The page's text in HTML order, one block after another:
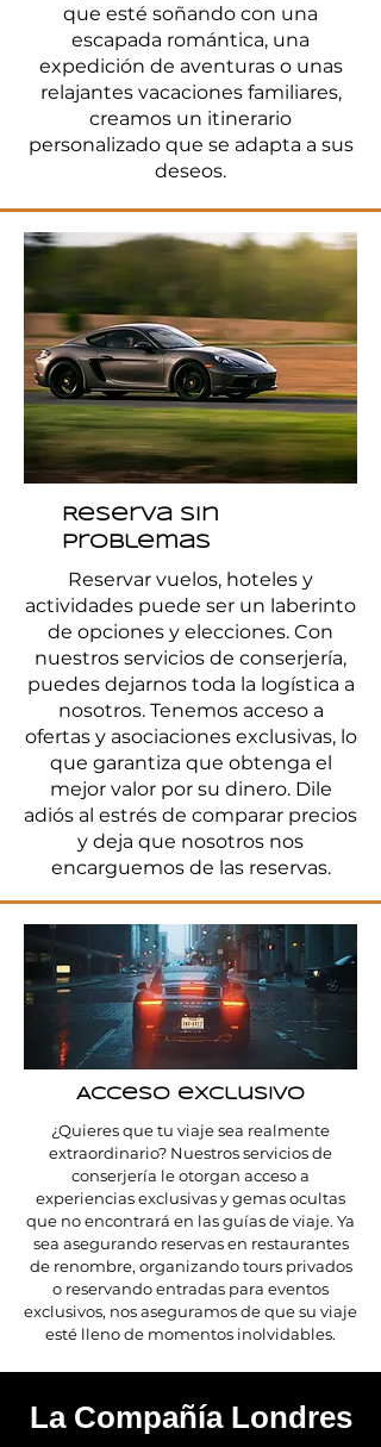
que esté soñando con una
escapada romántica, una
expedición de aventuras o unas
relajantes vacaciones familiares,
creamos un itinerario
personalizado que se adapta a sus
deseos.
Reserva sin
problemas
Reservar vuelos, hoteles y
actividades puede ser un laberinto
de opciones y elecciones. Con
nuestros servicios de conserjería,
puedes dejarnos toda la logística a
nosotros. Tenemos acceso a
ofertas y asociaciones exclusivas, lo
que garantiza que obtenga el
mejor valor por su dinero. Dile
adiós al estrés de comparar precios
y deja que nosotros nos
encarguemos de las reservas.
Acceso exclusivo
¿Quieres que tu viaje sea realmente
extraordinario? Nuestros servicios de
conserjería le otorgan acceso a
experiencias exclusivas y gemas ocultas
que no encontrará en las guías de viaje. Ya
sea asegurando reservas en restaurantes
de renombre, organizando tours privados
o reservando entradas para eventos
exclusivos, nos aseguramos de que su viaje
esté lleno de momentos inolvidables.
La Compañía Londres